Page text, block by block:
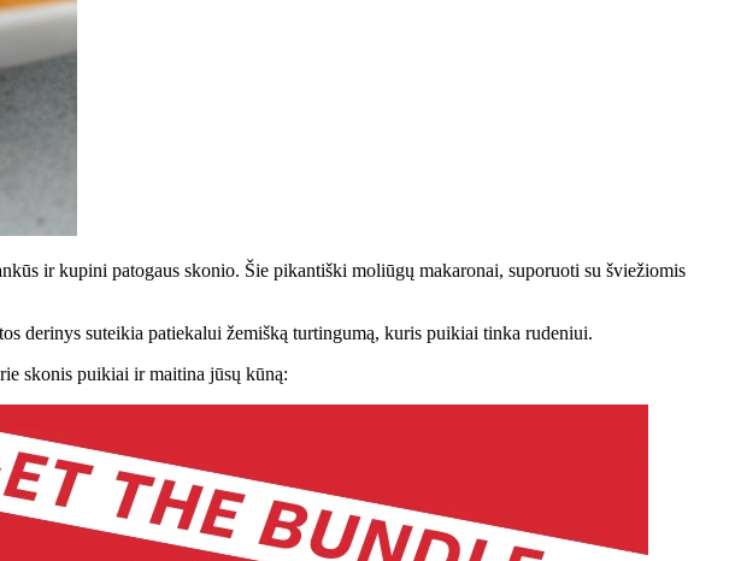
ir kupini patogaus skonio. Šie pikantiški moliūgų makaronai, suporuoti su šviežiomis
derinys suteikia patiekalui žemišką turtingumą, kuris puikiai tinka rudeniui.
skonis puikiai ir maitina jūsų kūną: